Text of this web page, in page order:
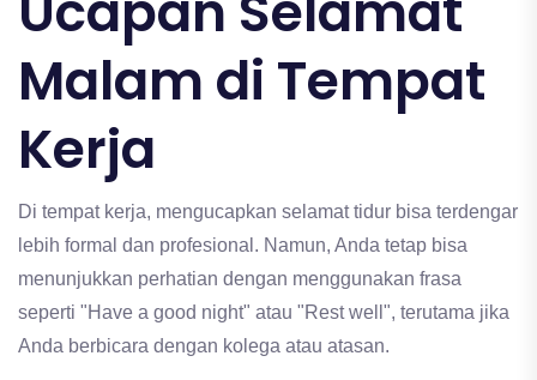
Malam di Tempat
Kerja
Di tempat kerja, mengucapkan selamat tidur bisa terdengar
lebih formal dan profesional. Namun, Anda tetap bisa
menunjukkan perhatian dengan menggunakan frasa
seperti "Have a good night" atau "Rest well", terutama jika
Anda berbicara dengan kolega atau atasan.